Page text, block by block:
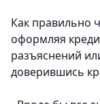
Как правильно
оформляя
разъяснений
доверившись